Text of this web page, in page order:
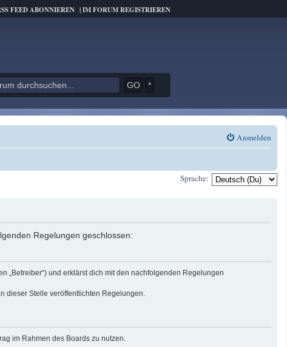
FEED ABONNIEREN |IM FORUM REGISTRIEREN
*
Anmelden
Sprache:
Regelungen geschlossen:
„Betreiber“) und erklärst dich mit den nachfolgenden Regelungen
dieser Stelle veröffentlichten Regelungen.
im Rahmen des Boards zu nutzen.